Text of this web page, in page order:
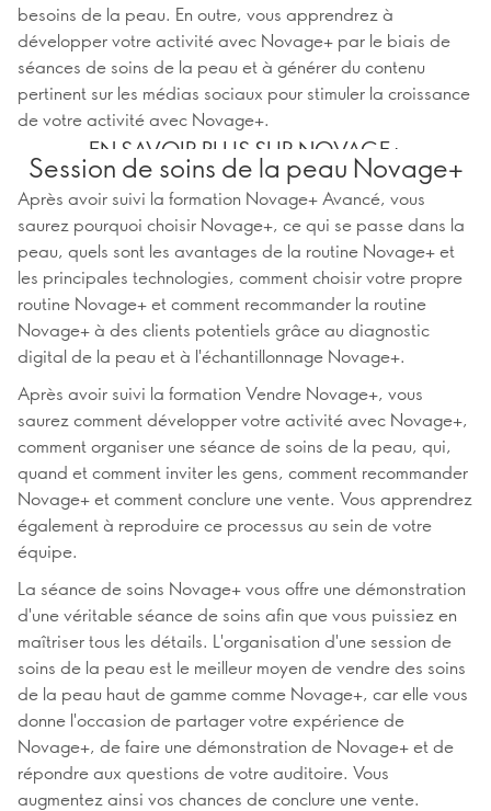
besoins de la peau. En outre, vous apprendrez à
développer votre activité avec Novage+ par le biais de
séances de soins de la peau et à générer du contenu
pertinent sur les médias sociaux pour stimuler la croissance
de votre activité avec Novage+.
EN SAVOIR PLUS SUR NOVAGE+
Session de soins de la peau Novage+
Après avoir suivi la formation Novage+ Avancé, vous
saurez pourquoi choisir Novage+, ce qui se passe dans la
peau, quels sont les avantages de la routine Novage+ et
les principales technologies, comment choisir votre propre
routine Novage+ et comment recommander la routine
Novage+ à des clients potentiels grâce au diagnostic
digital de la peau et à l'échantillonnage Novage+.
Après avoir suivi la formation Vendre Novage+, vous
saurez comment développer votre activité avec Novage+,
comment organiser une séance de soins de la peau, qui,
quand et comment inviter les gens, comment recommander
Novage+ et comment conclure une vente. Vous apprendrez
également à reproduire ce processus au sein de votre
équipe.
La séance de soins Novage+ vous offre une démonstration
d'une véritable séance de soins afin que vous puissiez en
maîtriser tous les détails. L'organisation d'une session de
soins de la peau est le meilleur moyen de vendre des soins
de la peau haut de gamme comme Novage+, car elle vous
donne l'occasion de partager votre expérience de
Novage+, de faire une démonstration de Novage+ et de
répondre aux questions de votre auditoire. Vous
augmentez ainsi vos chances de conclure une vente.